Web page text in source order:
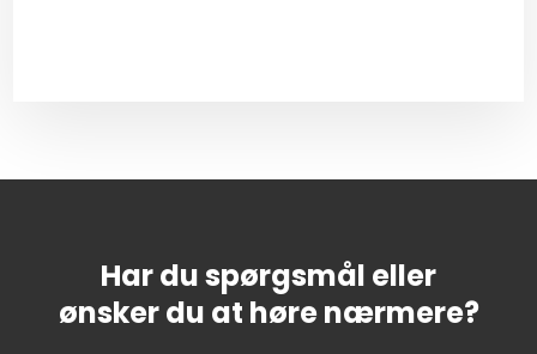
Har du spørgsmål eller
​ønsker du at høre nærmere?